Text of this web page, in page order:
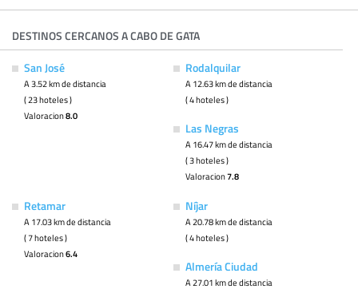
DESTINOS CERCANOS A CABO DE GATA
San José
A 3.52 km de distancia
( 23 hoteles )
Valoracion8.0
Rodalquilar
A 12.63 km de distancia
( 4 hoteles )
Las Negras
A 16.47 km de distancia
( 3 hoteles )
Valoracion7.8
Retamar
A 17.03 km de distancia
( 7 hoteles )
Valoracion6.4
Níjar
A 20.78 km de distancia
( 4 hoteles )
Almería Ciudad
A 27.01 km de distancia